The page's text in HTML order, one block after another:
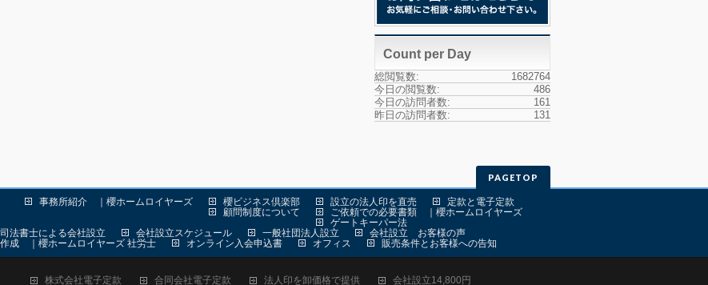
Count per Day
1682764
総閲覧数:
486
今日の閲覧数:
161
今日の訪問者数:
131
昨日の訪問者数:
PAGETOP
事務所紹介 ｜櫻ホームロイヤーズ
櫻ビジネス倶楽部
顧問制度について
設立の法人印を直売
定款と電子定款
ご依頼での必要書類 ｜櫻ホームロイヤーズ
ゲートキーパー法
司法書士による会社設立 会社設立スケジュール 一般社団法人設立
会社設立 お客様の声
成 ｜櫻ホームロイヤーズ 社労士 オンライン入会申込書 オフィス 販売条件とお客様への告知
株式会社電子定款 合同会社電子定款 法人印を卸価格で提供 会社設立14,800円